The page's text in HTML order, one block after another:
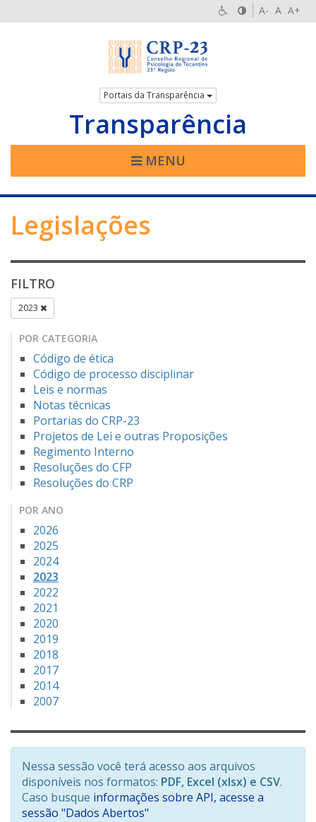
A- A A+
Portais da Transparência
Transparência
MENU
Legislações
FILTRO
2023
POR CATEGORIA
Código de ética
Código de processo disciplinar
Leis e normas
Notas técnicas
Portarias do CRP-23
Projetos de Lei e outras Proposições
Regimento Interno
Resoluções do CFP
Resoluções do CRP
POR ANO
2026
2025
2024
2023
2022
2021
2020
2019
2018
2017
2014
2007
Nessa sessão você terá acesso aos arquivos
disponíveis nos formatos: PDF, Excel (xlsx) e CSV.
Caso busque informações sobre API, acesse a
sessão "Dados Abertos"